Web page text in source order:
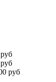
руб